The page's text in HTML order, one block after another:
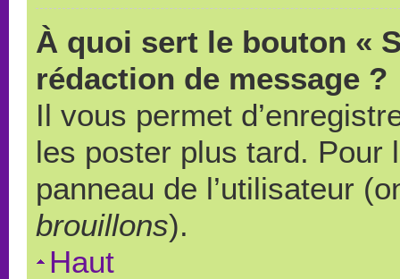
À quoi sert le bouton «
rédaction de message ?
Il vous permet
les poster plus tard. Pour
panneau de l’utilisateur
brouillons).
Haut